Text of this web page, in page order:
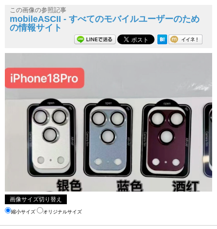
この画像の参照記事
mobileASCII - すべてのモバイルユーザーのため
の情報サイト
画像サイズ切り替え
縮小サイズ オリジナルサイズ